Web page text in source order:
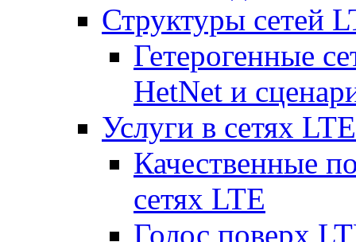
Структуры сетей
Гетерогенные
HetNet и
Услуги в сетях LTE
Качественные
сетях LTE
Голос поверх